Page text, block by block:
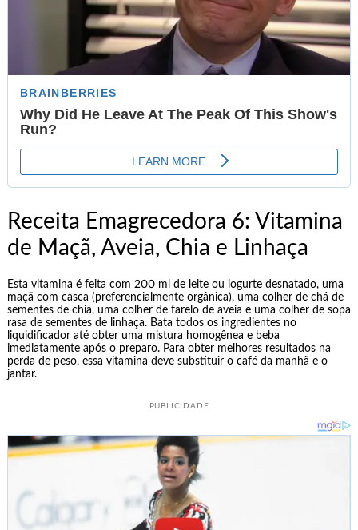
Receita Emagrecedora 6: Vitamina
de Maçã, Aveia, Chia e Linhaça
Esta vitamina é feita com 200 ml de leite ou iogurte desnatado, uma
maçã com casca (preferencialmente orgânica), uma colher de chá de
sementes de chia, uma colher de farelo de aveia e uma colher de sopa
rasa de sementes de linhaça. Bata todos os ingredientes no
liquidificador até obter uma mistura homogênea e beba
imediatamente após o preparo. Para obter melhores resultados na
perda de peso, essa vitamina deve substituir o café da manhã e o
jantar.
PUBLICIDADE